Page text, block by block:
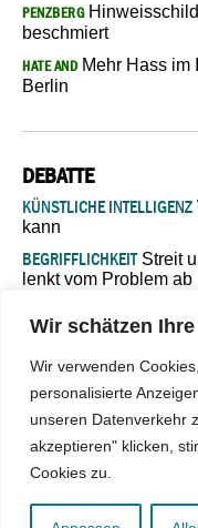
Wir schätzen
Wir verwenden
personalisierte
unseren Datenverkehr
akzeptieren" klicken,
Cookies zu.
PENZBERG
beschmiert
HATE ANDMehr Hass im
Berlin
DEBATTE
KÜNSTLICHE INTELLIGENZ
kann
BEGRIFFLICHKEITStreit
lenkt vom Problem ab
Verantwortung bleibt“
ISLAMISCHE FAKULTÄT IN
die deutsche
GASTBEITRAGWarum